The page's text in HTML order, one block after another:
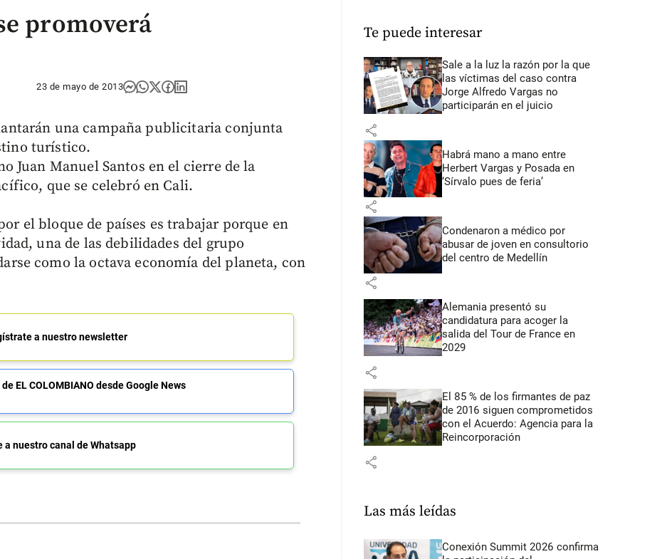
promoverá
23 de mayo de 2013
una campaña publicitaria conjunta
turístico.
Juan Manuel Santos en el cierre de la
que se celebró en Cali.
el bloque de países es trabajar porque en
una de las debilidades del grupo
como la octava economía del planeta, con
a nuestro newsletter
EL COLOMBIANO desde Google News
a nuestro canal de Whatsapp
Te puede interesar
Sale a la luz la razón por la que
las víctimas del caso contra
Jorge Alfredo Vargas no
participarán en el juicio
share
Habrá mano a mano entre
Herbert Vargas y Posada en
‘Sírvalo pues de feria’
share
Condenaron a médico por
abusar de joven en consultorio
del centro de Medellín
share
Alemania presentó su
candidatura para acoger la
salida del Tour de France en
2029
share
El 85 % de los firmantes de paz
de 2016 siguen comprometidos
con el Acuerdo: Agencia para la
Reincorporación
share
Las más leídas
Conexión Summit 2026 confirma